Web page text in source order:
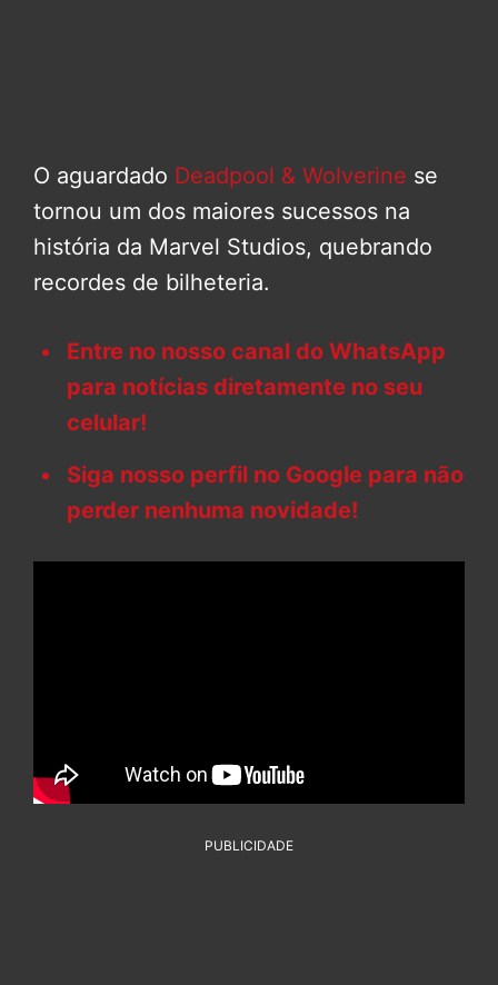
O aguardado Deadpool & Wolverine se
tornou um dos maiores sucessos na
história da Marvel Studios, quebrando
recordes de bilheteria.
Entre no nosso canal do WhatsApp
para notícias diretamente no seu
celular!
Siga nosso perfil no Google para não
perder nenhuma novidade!
PUBLICIDADE